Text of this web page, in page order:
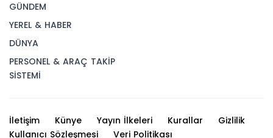
GÜNDEM
YEREL & HABER
DÜNYA
PERSONEL & ARAÇ TAKİP
SİSTEMİ
İletişim Künye Yayın İlkeleri Kurallar
Gizlilik
Kullanıcı Sözleşmesi
Veri Politikası